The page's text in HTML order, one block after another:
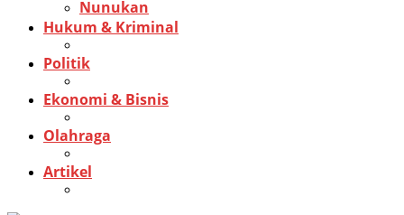
Nunukan
Hukum & Kriminal
Politik
Ekonomi & Bisnis
Olahraga
Artikel